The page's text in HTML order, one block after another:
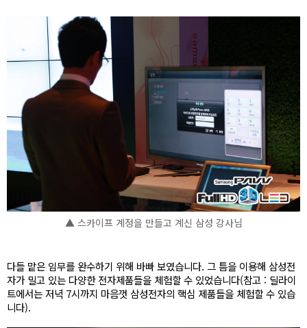
▲ 스카이프 계정을 만들고 계신 삼성 강사님
다들 맡은 임무를 완수하기 위해 바빠 보였습니다. 그 틈을 이용해 삼성전
자가 밀고 있는 다양한 전자제품들을 체험할 수 있었습니다(참고 : 딜라이
트에서는 저녁 7시까지 마음껏 삼성전자의 핵심 제품들을 체험할 수 있습
니다).